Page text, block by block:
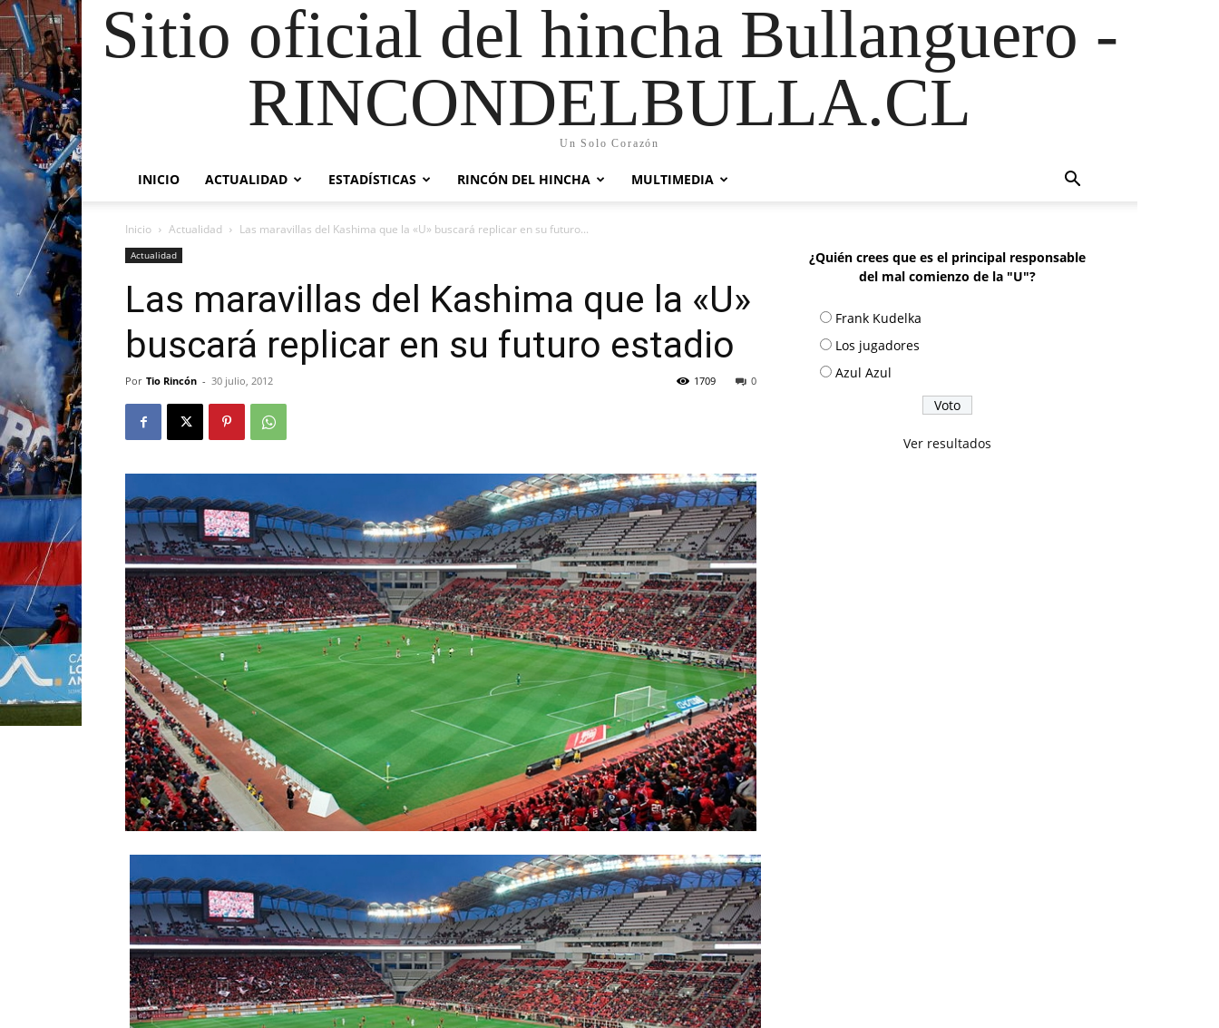
Sitio oficial del hincha Bullanguero -
RINCONDELBULLA.CL
Un Solo Corazón
INICIO ACTUALIDAD ESTADÍSTICAS RINCÓN DEL HINCHA MULTIMEDIA
Inicio Actualidad Las maravillas del Kashima que la «U» buscará replicar en su futuro...
Actualidad
Las maravillas del Kashima que la «U»
buscará replicar en su futuro estadio
Por Tio Rincón - 30 julio, 2012 0
1709
¿Quién crees que es el principal responsable
del mal comienzo de la "U"?
Frank Kudelka
Los jugadores
Azul Azul
Ver resultados